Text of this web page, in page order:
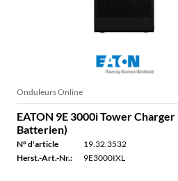
Onduleurs Online
EATON 9E 3000i Tower Charger
Batterien)
N° d'article
19.32.3532
Herst.-Art.-Nr.:
9E3000IXL